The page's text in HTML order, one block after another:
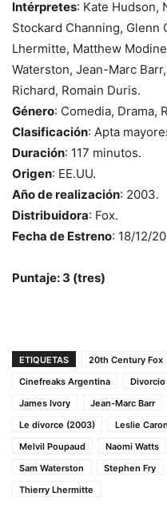
Intérpretes: Kate Hudson,
Stockard Channing, Glenn
Lhermitte, Matthew
Waterston, Jean-Marc
Richard, Romain Duris.
Género: Comedia, Drama,
Clasificación: Apta
Duración: 117 minutos.
Origen: EE.UU.
Año de realización: 2003.
Distribuidora: Fox.
Fecha de Estreno: 18/12/
Puntaje: 3 (tres)
ETIQUETAS 20th Century Fox
Cinefreaks Argentina
James Ivory
Jean-Marc Barr
Le divorce (2003)
Leslie Caron
Melvil Poupaud
Naomi Watts
Sam Waterston
Stephen Fry
Thierry Lhermitte